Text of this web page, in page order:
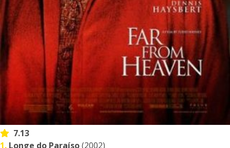
7.13
1. Longe do Paraíso(2002)